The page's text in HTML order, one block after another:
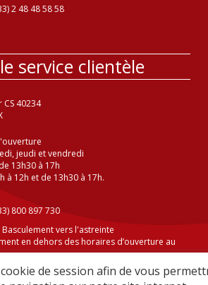
2 48 48 58 58
service clientèle
CS 40234
jeudi et vendredi
13h30 à 17h
à 12h et de 13h30 à 17h.
800 897 730
vers l'astreinte
en dehors des horaires d’ouverture au
de session afin de vous